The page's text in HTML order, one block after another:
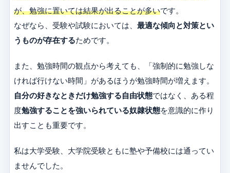
が、勉強に置いては結果が出ることが多いです。
なぜなら、受験や試験においては、 最適な傾向と対策とい
うものが存在するためです。
また、勉強時間の観点から考えても、「強制的に勉強しな
ければ行けない時間」があるほうが勉強時間が増えます。
自分の好きなときだけ勉強する自由状態ではなく、ある程
度勉強することを強いられている奴隷状態を意識的に作り
出すことも重要です。
私は大学受験、大学院受験ともに塾や予備校には通ってい
ませんでした。